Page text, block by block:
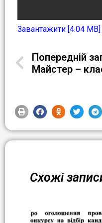
Завантажити [4.04 MB]
Попередній
Майстер –
Схожі